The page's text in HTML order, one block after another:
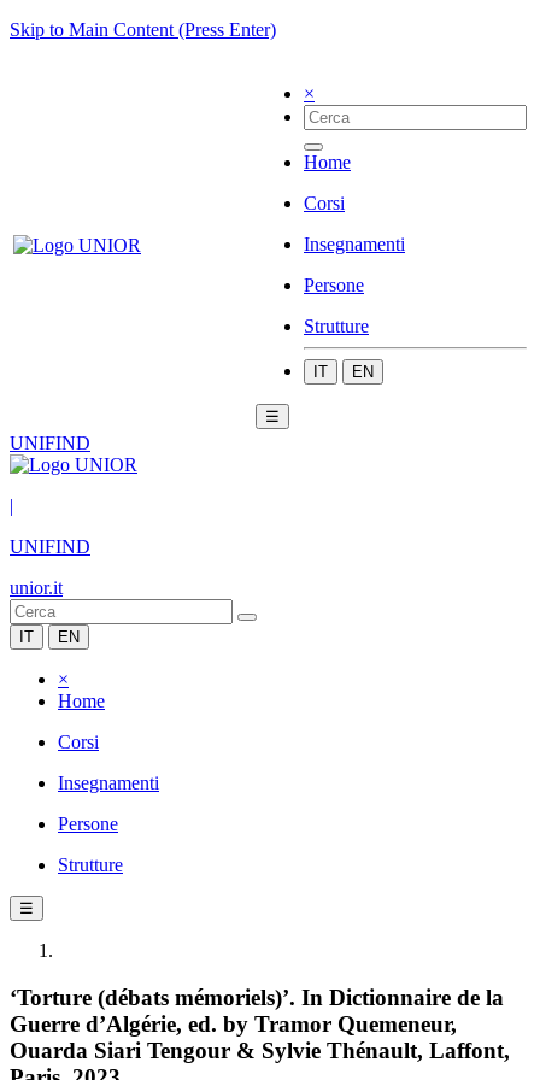
Skip to Main Content (Press Enter)
×
Home
Corsi
Insegnamenti
Persone
Strutture
IT EN
☰
UNIFIND
|
UNIFIND
unior.it
IT EN
×
Home
Corsi
Insegnamenti
Persone
Strutture
☰
‘Torture (débats mémoriels)’. In Dictionnaire de la
Guerre d’Algérie, ed. by Tramor Quemeneur,
Ouarda Siari Tengour & Sylvie Thénault, Laffont,